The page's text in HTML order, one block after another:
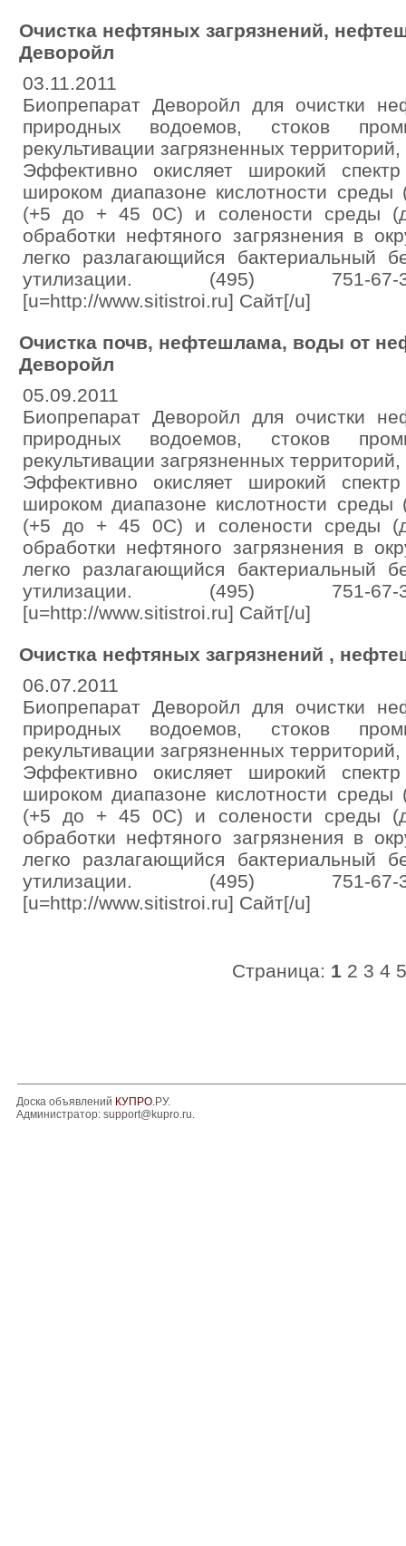
Очистка нефтяных загрязнений,
Деворойл
03.11.2011
Биопрепарат Деворойл для очистки
природных водоемов, стоков
рекультивации загрязненных
Эффективно окисляет широкий
широком диапазоне кислотности
(+5 до + 45 0С) и солености среды
обработки нефтяного загрязнения в
легко разлагающийся бактериальный
утилизации. (495) 751-67-
[u=http://www.sitistroi.ru] Сайт[/u]
Очистка почв, нефтешлама, воды от
Деворойл
05.09.2011
Биопрепарат Деворойл для очистки
природных водоемов, стоков
рекультивации загрязненных
Эффективно окисляет широкий
широком диапазоне кислотности
(+5 до + 45 0С) и солености среды
обработки нефтяного загрязнения в
легко разлагающийся бактериальный
утилизации. (495) 751-67-
[u=http://www.sitistroi.ru] Сайт[/u]
Очистка нефтяных загрязнений ,
06.07.2011
Биопрепарат Деворойл для очистки
природных водоемов, стоков
рекультивации загрязненных
Эффективно окисляет широкий
широком диапазоне кислотности
(+5 до + 45 0С) и солености среды
обработки нефтяного загрязнения в
легко разлагающийся бактериальный
утилизации. (495) 751-67-
[u=http://www.sitistroi.ru] Сайт[/u]
Страница: 1 2 3 4 5
Доска объявлений КУПРО.РУ.
Администратор: support@kupro.ru.